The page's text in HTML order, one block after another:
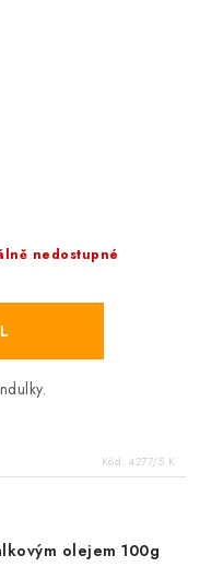
nedostupné
Kód: 4277/5 K
olejem 100g